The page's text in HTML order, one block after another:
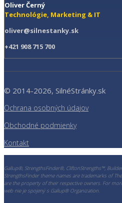
Oliver Černý
Technológie, Marketing & IT
oliver@silnestanky.sk
+421 908 715 700
© 2014-2026, SilnéStránky.sk
Ochrana osobných údajov
Obchodné podmienky
Kontakt
Gallup®, StrengthsFinder®, CliftonStrengths™,
StrengthsFinder theme names are trademarks of
are the property of their respective owners. For
web nie je spojený s Gallup® Organization.